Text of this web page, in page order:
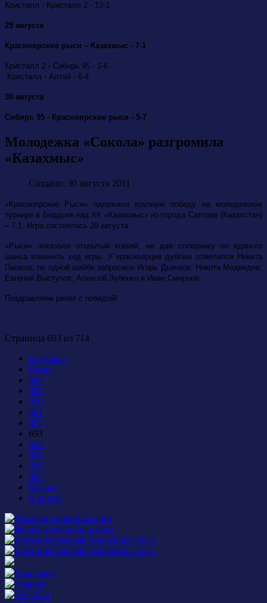
Кристалл - Кристалл 2 - 13-1
29 августа
Красноярские рыси – Казахмыс - 7-1
Кристалл 2 - Сибирь 95 - 1-6
Кристалл - Алтай - 6-4
30 августа
Сибирь 95 - Красноярские рыси - 5-7
Молодежка «Сокола» разгромила
«Казахмыс»
Создано: 30 августа 2011
«Красноярские Рыси» одержали крупную победу на молодежном
турнире в Бердске над ХК «Казахмыс» из города Сатпаев (Казахстан)
– 7:1. Игра состоялась 29 августа.
«Рыси» показали открытый хоккей, не дав сопернику ни единого
шанса изменить ход игры. У красноярцев дублем отметился Никита
Пашков, по одной шайбе забросили Игорь Дьячков, Никита Медведев,
Евгений Выступов, Алексей Зубенко и Иван Смирнов.
Поздравляем ребят с победой!
Страница 693 из 714
В начало
Назад
688
689
690
691
692
693
694
695
696
697
Вперед
В конец